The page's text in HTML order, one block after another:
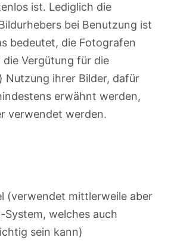
ist. Lediglich die
bei Benutzung ist
bedeutet, die Fotografen
Vergütung für die
Nutzung ihrer Bilder, dafür
erwähnt werden,
verwendet werden.
(verwendet mittlerweile aber
System, welches auch
sein kann)